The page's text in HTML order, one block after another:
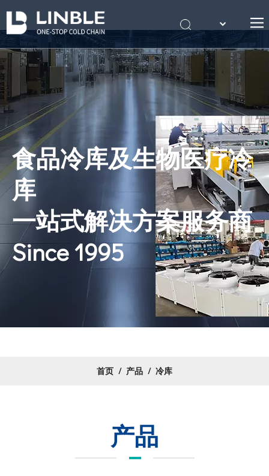
首页
关于我们
产品
案例
冷库知识
联系我们
English
Português
食品冷库及生物医疗冷
库
一站式解决方案服务商
Since 1995
首页 / 产品 / 冷库
产品